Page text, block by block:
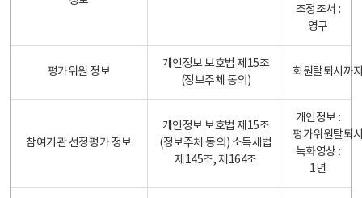
조정조서 :
영구
평가위원 정보
개인정보 보호법 제15조
(정보주체 동의)
회원탈퇴시까
참여기관 선정평가 정보
개인정보 보호법 제15조
(정보주체 동의) 소득세법
제145조, 제164조
개인정보 :
평가위원탈퇴
녹화영상 :
1년